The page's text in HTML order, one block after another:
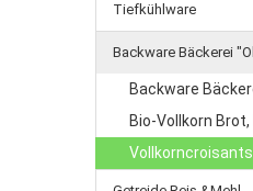
Tiefkühlware
Backware Bäckerei
Backware
Bio-Vollkorn Brot,